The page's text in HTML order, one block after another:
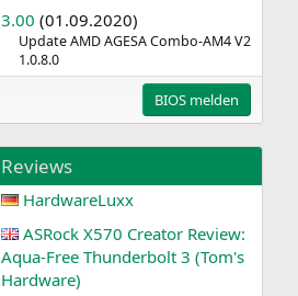
3.00 (01.09.2020)
Update AMD AGESA Combo-AM4 V2
1.0.8.0
BIOS melden
Reviews
HardwareLuxx
ASRock X570 Creator Review:
Aqua-Free Thunderbolt 3 (Tom's
Hardware)